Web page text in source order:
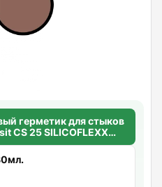
герметик для стыков
CS 25 SILICOFLEXX